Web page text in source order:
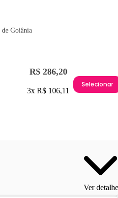
Goiânia
R$ 286,20
3x R$ 106,11
Selecionar
Ver